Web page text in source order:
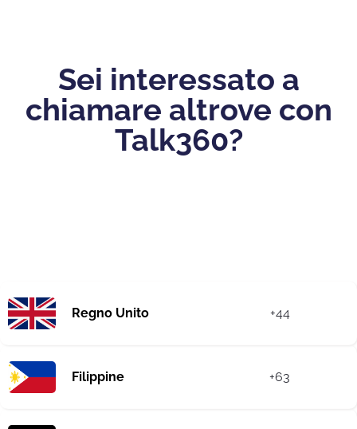
Sei interessato a
chiamare altrove con
Talk360?
Regno Unito +44
Filippine +63